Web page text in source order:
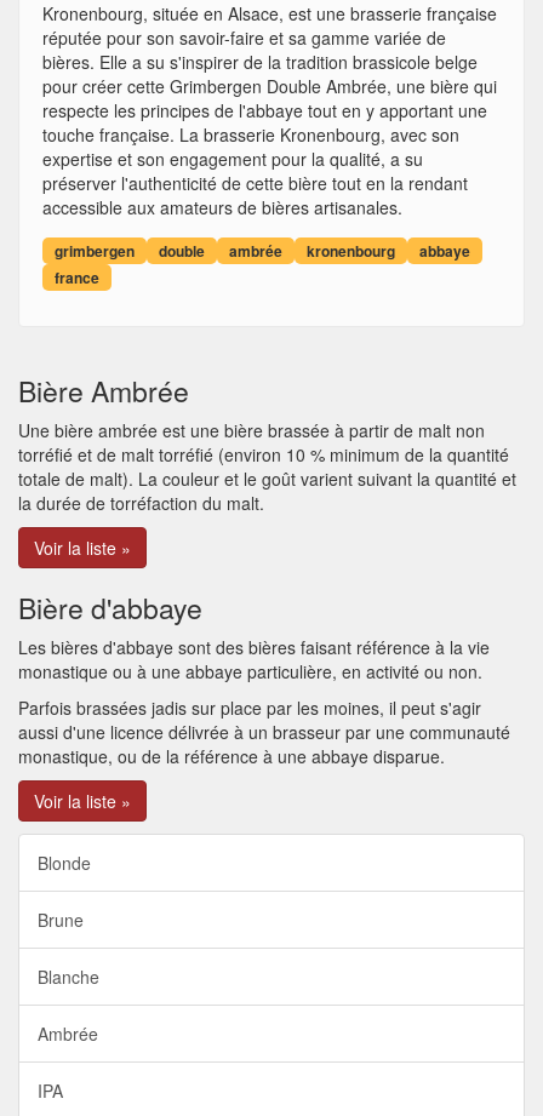
Kronenbourg, située en Alsace, est une brasserie française
réputée pour son savoir-faire et sa gamme variée de
bières. Elle a su s'inspirer de la tradition brassicole belge
pour créer cette Grimbergen Double Ambrée, une bière qui
respecte les principes de l'abbaye tout en y apportant une
touche française. La brasserie Kronenbourg, avec son
expertise et son engagement pour la qualité, a su
préserver l'authenticité de cette bière tout en la rendant
accessible aux amateurs de bières artisanales.
grimbergen double ambrée kronenbourg
abbaye
france
Bière Ambrée
Une bière ambrée est une bière brassée à partir de malt non
torréfié et de malt torréfié (environ 10 % minimum de la quantité
totale de malt). La couleur et le goût varient suivant la quantité et
la durée de torréfaction du malt.
Voir la liste »
Bière d'abbaye
Les bières d'abbaye sont des bières faisant référence à la vie
monastique ou à une abbaye particulière, en activité ou non.
Parfois brassées jadis sur place par les moines, il peut s'agir
aussi d'une licence délivrée à un brasseur par une communauté
monastique, ou de la référence à une abbaye disparue.
Voir la liste »
Blonde
Brune
Blanche
Ambrée
IPA